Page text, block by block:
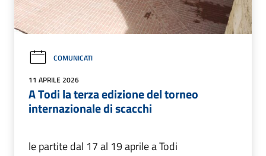
COMUNICATI
11 APRILE 2026
A Todi la terza edizione del torneo
internazionale di scacchi
le partite dal 17 al 19 aprile a Todi